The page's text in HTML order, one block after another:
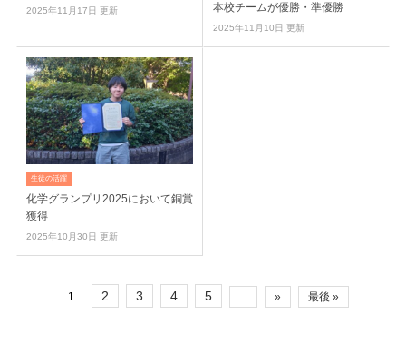
2025年11月17日 更新
本校チームが優勝・準優勝
2025年11月10日 更新
生徒の活躍
化学グランプリ2025において銅賞
獲得
2025年10月30日 更新
1 2 3 4 5 » 最後 »